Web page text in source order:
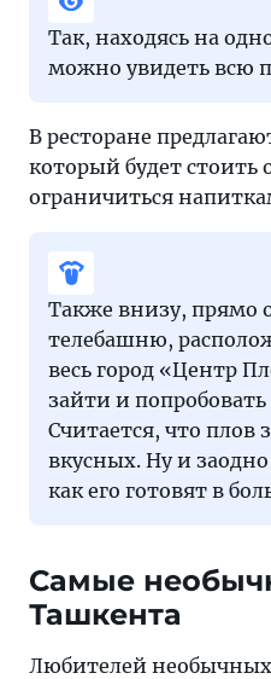
Так, находясь на
можно увидеть всю
В ресторане
который будет стоить
ограничиться
Также внизу, прямо
телебашню,
весь город «Центр
зайти и
Считается, что плов
вкусных. Ну и
как его готовят в
Самые
Ташкента
Любителей